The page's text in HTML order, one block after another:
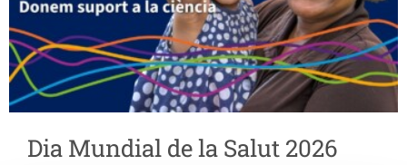
Dia Mundial de la Salut 2026